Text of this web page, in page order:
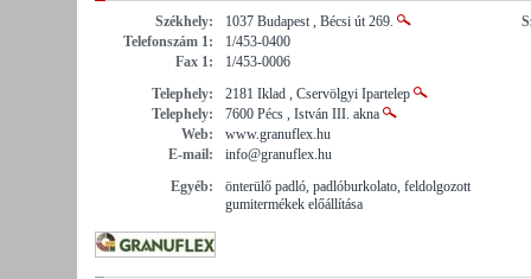
Székhely:
1037 Budapest , Bécsi út 269.
Telefonszám 1:
1/453-0400
Fax 1:
1/453-0006
Telephely:
2181 Iklad , Cservölgyi Ipartelep
Telephely:
7600 Pécs , István III. akna
Web:
www.granuflex.hu
E-mail:
info@granuflex.hu
Egyéb:
önterülő padló, padlóburkolato, feldolgozott
gumitermékek előállítása